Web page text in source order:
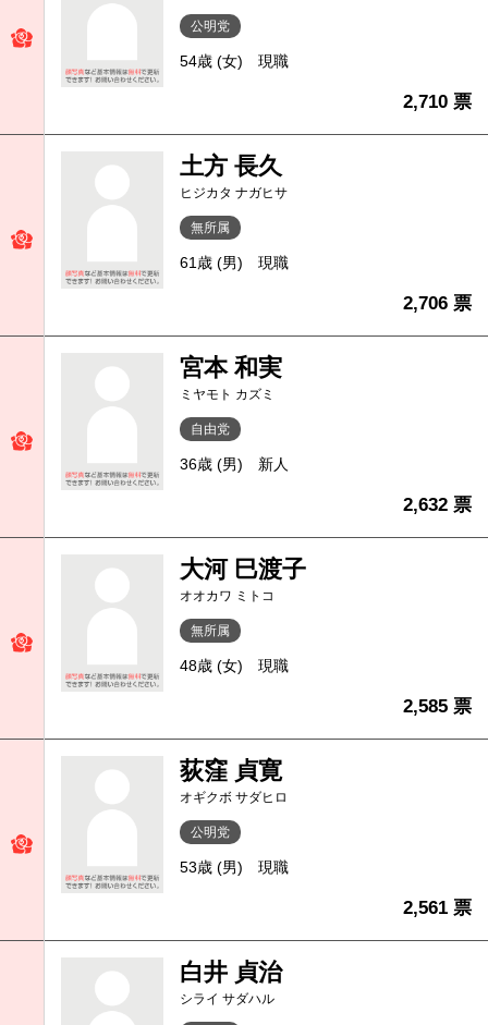
公明党
54歳 (女) 現職
2,710 票
土方 長久
ヒジカタ ナガヒサ
無所属
61歳 (男) 現職
2,706 票
宮本 和実
ミヤモト カズミ
自由党
36歳 (男) 新人
2,632 票
大河 巳渡子
オオカワ ミトコ
無所属
48歳 (女) 現職
2,585 票
荻窪 貞寛
オギクボ サダヒロ
公明党
53歳 (男) 現職
2,561 票
白井 貞治
シライ サダハル